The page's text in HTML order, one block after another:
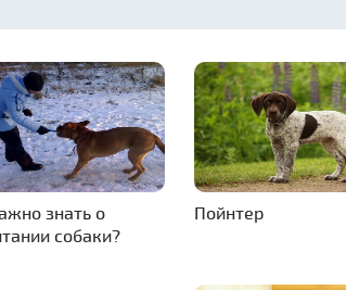
знать о
собаки?
Пойнтер